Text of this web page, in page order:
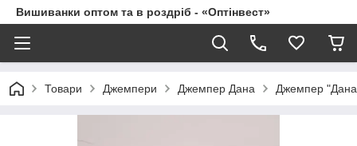
Вишиванки оптом та в роздріб - «Оптінвест»
Товари Джемпери Джемпер Дана Джемпер